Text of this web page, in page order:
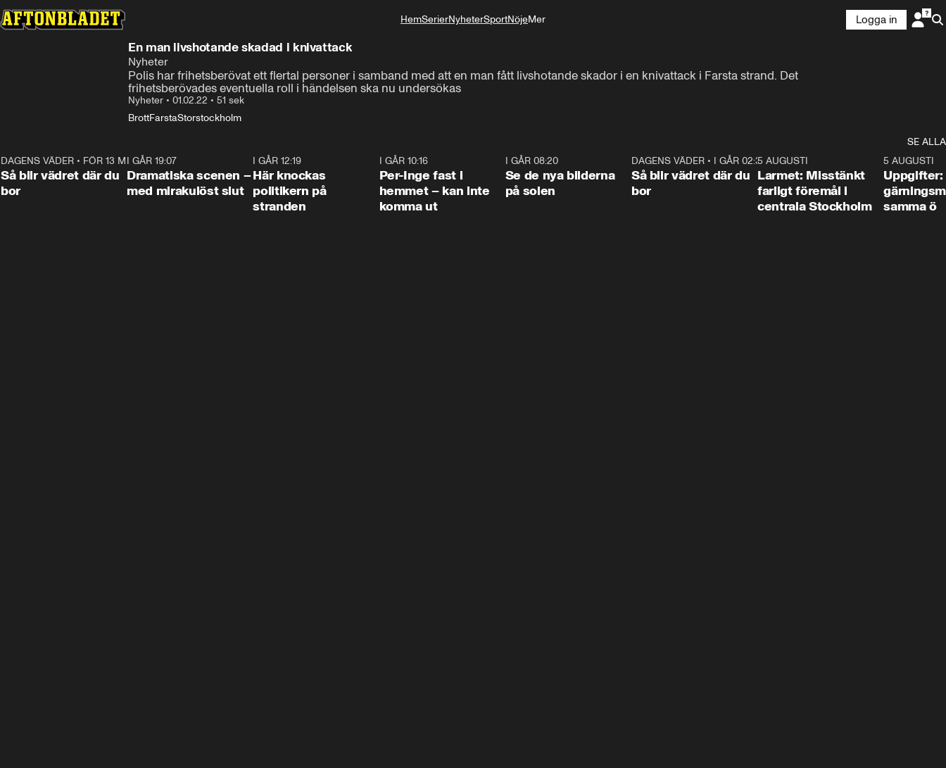
HemSerierNyheterSportNöjeMer
Logga in
En man livshotande skadad i knivattack
Nyheter
Polis har frihetsberövat ett flertal personer i samband med att en man fått livshotande skador i en knivattack i Farsta strand. Det
frihetsberövades eventuella roll i händelsen ska nu undersökas
Nyheter • 01.02.22 • 51 sek
BrottFarstaStorstockholm
SE ALLA
1:06
DAGENS VÄDER • FÖR 13 MIN SEN
Så blir vädret där du
bor
I GÅR 19:07
Dramatiska scenen –
med mirakulöst slut
I GÅR 12:19
Här knockas
politikern på
stranden
I GÅR 10:16
Per-Inge fast i
hemmet – kan inte
komma ut
I GÅR 08:20
Se de nya bilderna
på solen
1:06
DAGENS VÄDER• I GÅR 02:30
Så blir vädret där du
bor
0:35
5 AUGUSTI
Larmet: Misstänkt
farligt föremål i
centrala Stockholm
5 AUGUSTI
Uppgifter:
samma ö